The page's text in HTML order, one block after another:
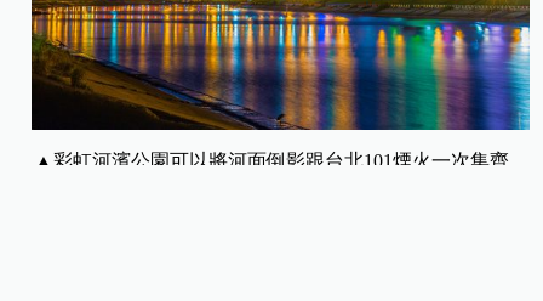
▲彩虹河濱公園可以將河面倒影跟台北101煙火一次集齊。